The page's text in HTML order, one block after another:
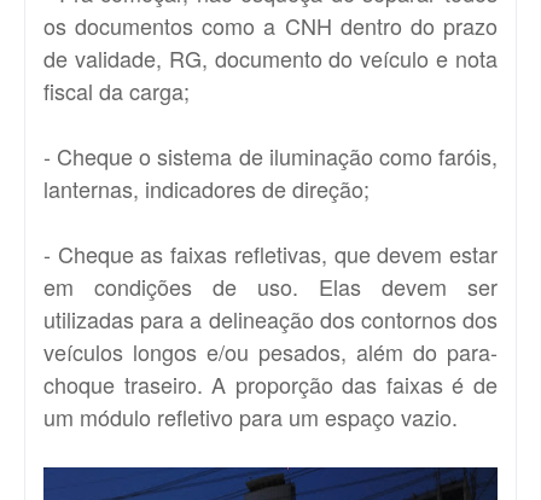
os documentos como a CNH dentro do prazo
de validade, RG, documento do veículo e nota
fiscal da carga;
- Cheque o sistema de iluminação como faróis,
lanternas, indicadores de direção;
- Cheque as faixas refletivas, que devem estar
em condições de uso. Elas devem ser
utilizadas para a delineação dos contornos dos
veículos longos e/ou pesados, além do para-
choque traseiro. A proporção das faixas é de
um módulo refletivo para um espaço vazio.